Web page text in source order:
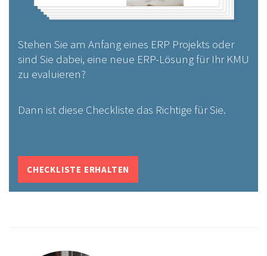
Stehen Sie am Anfang eines ERP Projekts oder
sind Sie dabei, eine neue ERP-Lösung für Ihr KMU
zu evaluieren?
Dann ist diese Checkliste das Richtige für Sie.
CHECKLISTE ERHALTEN